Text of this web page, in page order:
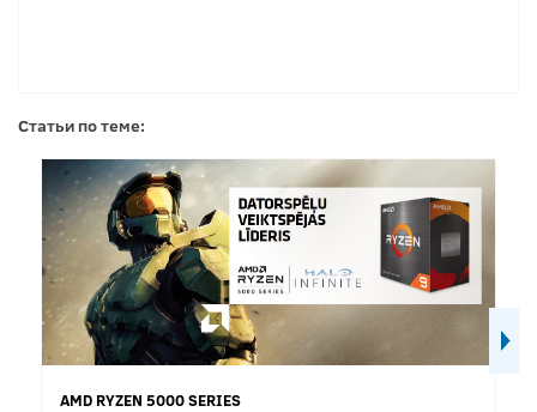
Статьи по теме:
AMD RYZEN 5000 SERIES